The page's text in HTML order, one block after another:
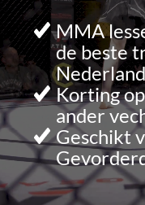
MMA
de beste
Nederland
Korting
ander
Geschikt